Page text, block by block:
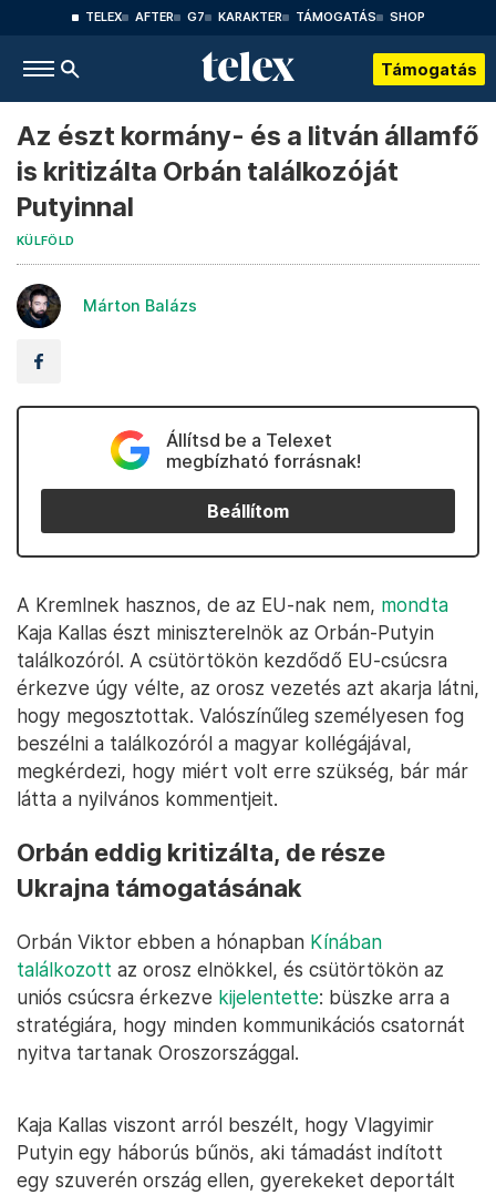
TELEX AFTER G7 KARAKTER TÁMOGATÁS SHOP
Támogatás
Az észt kormány- és a litván államfő
is kritizálta Orbán találkozóját
Putyinnal
KÜLFÖLD
Márton Balázs
Állítsd be a Telexet
megbízható forrásnak!
Beállítom
A Kremlnek hasznos, de az EU-nak nem, mondta
Kaja Kallas észt miniszterelnök az Orbán-Putyin
találkozóról. A csütörtökön kezdődő EU-csúcsra
érkezve úgy vélte, az orosz vezetés azt akarja látni,
hogy megosztottak. Valószínűleg személyesen fog
beszélni a találkozóról a magyar kollégájával,
megkérdezi, hogy miért volt erre szükség, bár már
látta a nyilvános kommentjeit.
Orbán eddig kritizálta, de része
Ukrajna támogatásának
Orbán Viktor ebben a hónapban Kínában
találkozott az orosz elnökkel, és csütörtökön az
uniós csúcsra érkezve kijelentette: büszke arra a
stratégiára, hogy minden kommunikációs csatornát
nyitva tartanak Oroszországgal.
Kaja Kallas viszont arról beszélt, hogy Vlagyimir
Putyin egy háborús bűnös, aki támadást indított
egy szuverén ország ellen, gyerekeket deportált